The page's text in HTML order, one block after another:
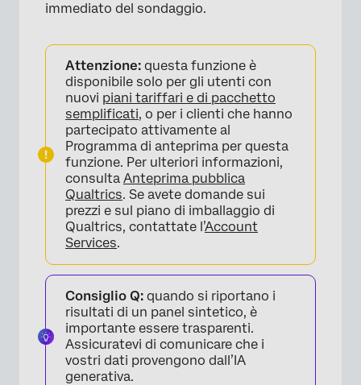
immediato del sondaggio.
Attenzione: questa funzione è
disponibile solo per gli utenti con
nuovi piani tariffari e di pacchetto
semplificati, o per i clienti che hanno
partecipato attivamente al
Programma di anteprima per questa
funzione. Per ulteriori informazioni,
consulta Anteprima pubblica
Qualtrics. Se avete domande sui
prezzi e sul piano di imballaggio di
Qualtrics, contattate l’Account
Services.
Consiglio Q: quando si riportano i
risultati di un panel sintetico, è
importante essere trasparenti.
Assicuratevi di comunicare che i
vostri dati provengono dall’IA
generativa.